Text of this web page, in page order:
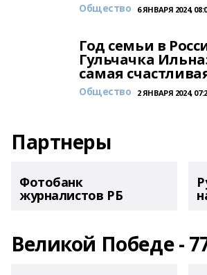
Общество 6 ЯНВАРЯ 2024,
Год семьи в
Гульчачка
самая
Общество 2 ЯНВАРЯ 2024,
Партнеры
Фотобанк
журналистов РБ
Великой Победе -